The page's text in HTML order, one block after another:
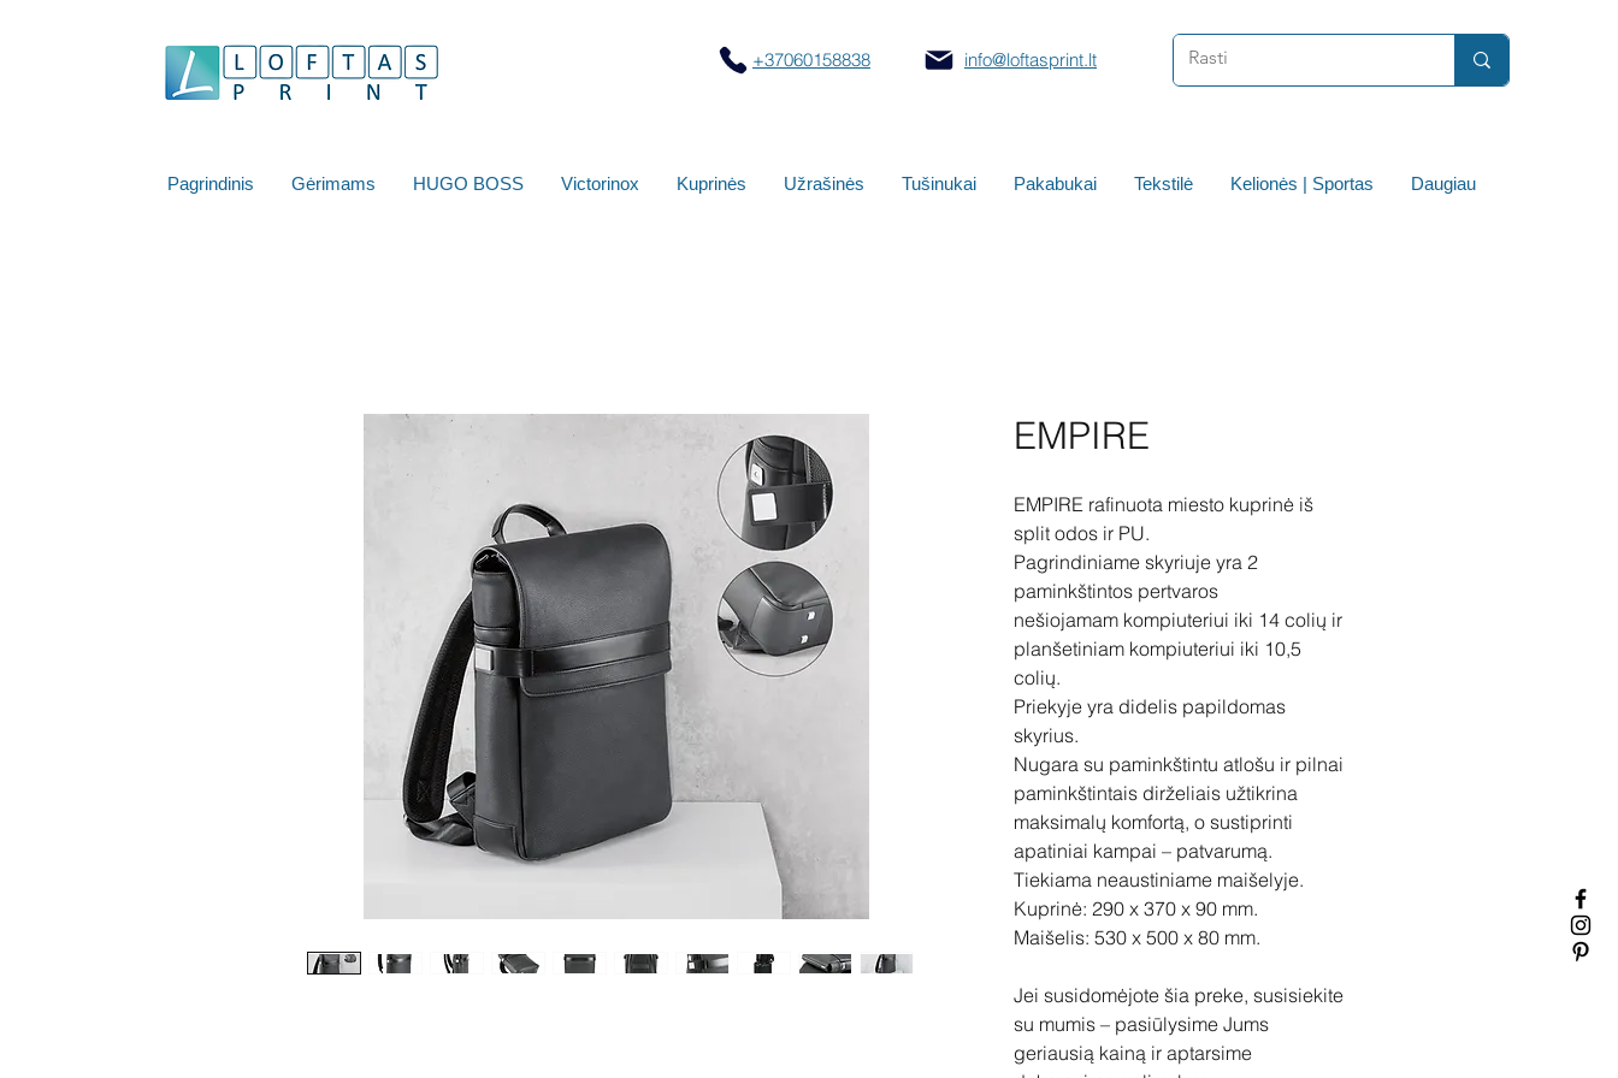
+37060158838 info@loftasprint.lt
Pagrindinis Gėrimams HUGO BOSS Victorinox Kuprinės Užrašinės Tušinukai Pakabukai Tekstilė Kelionės | Sportas Daugiau
EMPIRE
EMPIRE rafinuota miesto kuprinė iš
split odos ir PU.
Pagrindiniame skyriuje yra 2
paminkštintos pertvaros
nešiojamam kompiuteriui iki 14 colių ir
planšetiniam kompiuteriui iki 10,5
colių.
Priekyje yra didelis papildomas
skyrius.
Nugara su paminkštintu atlošu ir pilnai
paminkštintais dirželiais užtikrina
maksimalų komfortą, o sustiprinti
apatiniai kampai – patvarumą.
Tiekiama neaustiniame maišelyje.
Kuprinė: 290 x 370 x 90 mm.
Maišelis: 530 x 500 x 80 mm.
Jei susidomėjote šia preke, susisiekite
su mumis – pasiūlysime Jums
geriausią kainą ir aptarsime